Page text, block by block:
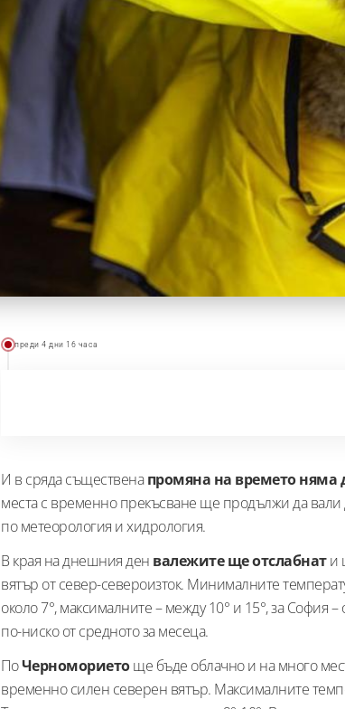
преди 4 дни 16 часа
И в сряда същественапромяна на времето няма
места с временно прекъсване ще продължи да
по метеорология и хидрология.
В края на днешния ден валежите ще отслабнати
вятър от север-североизток. Минималните
около 7°, максималните – между 10° и 15°, за София
по-ниско от средното за месеца.
ПоЧерномориетоще бъде облачно и на много
временно силен северен вятър. Максималните